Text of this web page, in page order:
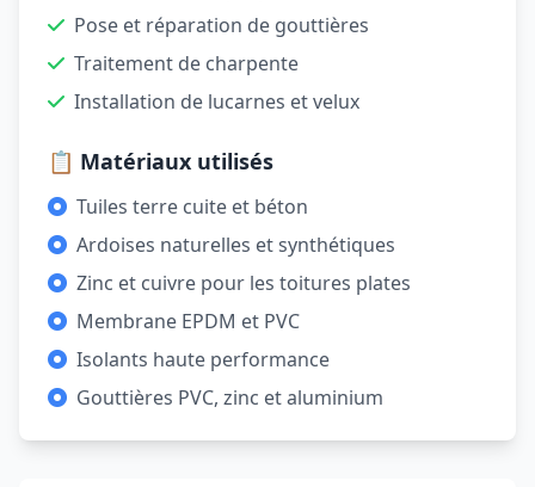
Pose et réparation de gouttières
Traitement de charpente
Installation de lucarnes et velux
📋 Matériaux utilisés
Tuiles terre cuite et béton
Ardoises naturelles et synthétiques
Zinc et cuivre pour les toitures plates
Membrane EPDM et PVC
Isolants haute performance
Gouttières PVC, zinc et aluminium